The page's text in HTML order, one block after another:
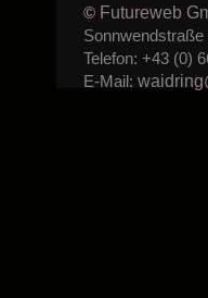
© Futureweb
Telefon: +43 (0)
E-Mail: